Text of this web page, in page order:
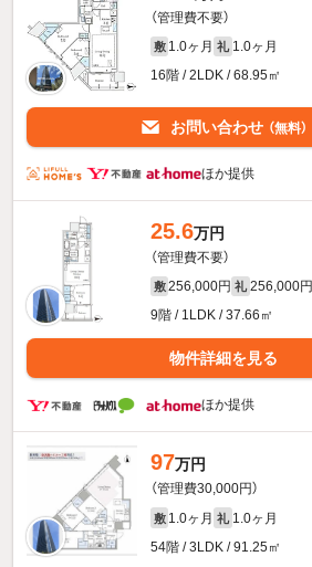
（管理費不要）
敷 1.0ヶ月 礼 1.0ヶ月
16階 / 2LDK / 68.95㎡
お問い合わせ （無料）
ほか提供
25.6万円
（管理費不要）
敷 256,000円 礼 256,000円
9階 / 1LDK / 37.66㎡
物件詳細を見る
ほか提供
97万円
（管理費30,000円）
敷 1.0ヶ月 礼 1.0ヶ月
54階 / 3LDK / 91.25㎡